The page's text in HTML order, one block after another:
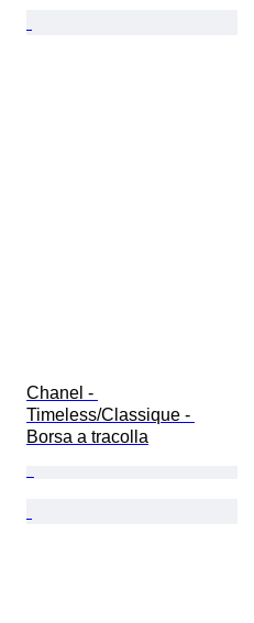
Chanel -
Timeless/Classique -
Borsa a tracolla